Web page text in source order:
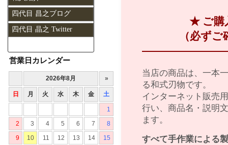
★ ご購
（必ず
当店の商品は、一本
る和式刃物です。
インターネット販売
行い、商品名・説明
ます。
すべて手作業による
四代目 昌之ブログ
四代目 晶之 Twitter
営業日カレンダー